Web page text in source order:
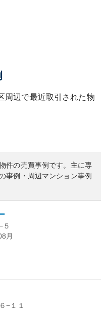
周辺で最近取引された物
件の売買事例です。 主に専
事例・周辺マンション事例
５
月
−１１